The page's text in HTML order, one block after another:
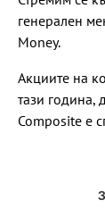
генерален
Money.
Акциите на
тази година,
Composite е